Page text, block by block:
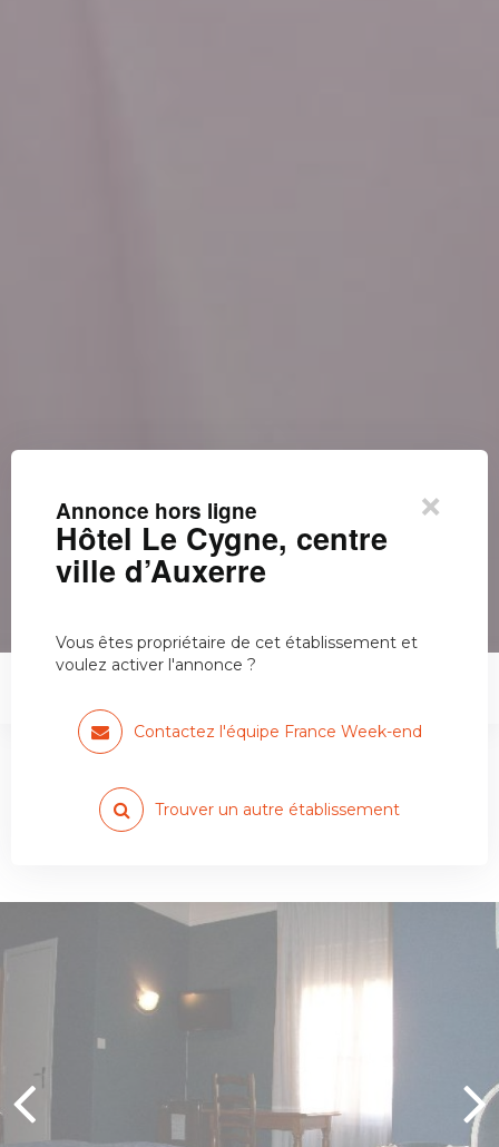
Annonce hors ligne
Hôtel Le Cygne, centre
ville d’Auxerre
×
Vous êtes propriétaire de cet établissement et
voulez activer l'annonce ?
Contactez l'équipe France Week-end
Trouver un autre établissement